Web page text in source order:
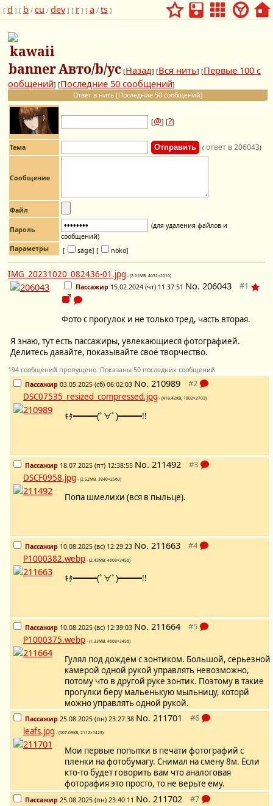
[ d ] [ b / cu / dev] [ r ] [ a / ts ]
Авто/b/ус [Назад] [Вся нить] [Первые 100 с
ообщений] [Последние 50 сообщений]
Ответ в нить [Последние 50 сообщений]
[@] [?]
Тема (ответ в 206043)
Сообщение
Файл
Пароль
(для удаления файлов и
сообщений)
Параметры
[ säge] [ nöko]
IMG_20231020_082436-01.jpg - (2.61MB, 4032×2016)
Пассажир 15.02.2024 (чт) 11:37:51 No. 206043
Фото с прогулок и не только тред, часть вторая.
Я знаю, тут есть пассажиры, увлекающиеся фотографией.
Делитесь давайте, показывайте своё творчество.
194 сообщений пропущено. Показаны 50 последних сообщений
Пассажир 03.05.2025 (сб) 06:02:03 No. 210989
DSC07535_resized_compressed.jpg - (418.42KB, 1802×2703)
ｷﾀ━━━(ﾟ∀ﾟ)━━━!!
Пассажир 18.07.2025 (пт) 12:38:55 No. 211492
DSCF0958.jpg - (2.52MB, 3840×2560)
Попа шмелихи (вся в пыльце).
Пассажир 10.08.2025 (вс) 12:29:23 No. 211663
P1000382.webp - (2.43MB, 4608×3456)
ｷﾀ━━━(ﾟ∀ﾟ)━━━!!
Пассажир 10.08.2025 (вс) 12:39:03 No. 211664
P1000375.webp - (1.33MB, 4608×3456)
Гулял под дождем с зонтиком. Большой, серьезной
камерой одной рукой управлять невозможно,
потому что в другой руке зонтик. Поэтому в такие
прогулки беру мальенькую мыльницу, которй
можно управлять одной рукой.
Пассажир 25.08.2025 (пн) 23:27:38 No. 211701
leafs.jpg - (607.09KB, 2112×1423)
Мои первые попытки в печати фотографий с
пленки на фотобумагу. Снимал на смену 8м. Если
кто-то будет говорить вам что аналоговая
фоторафия это просто, то не верьте ему.
Пассажир 25.08.2025 (пн) 23:40:11 No. 211702